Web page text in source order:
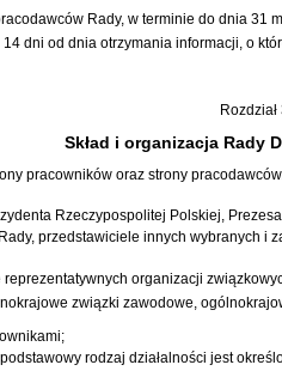
Rady, w terminie do dnia 31
dni od dnia otrzymania informacji, o
Rozdział
Skład i organizacja Rady
pracowników oraz strony
Rzeczypospolitej Polskiej,
przedstawiciele innych wybranych i
organizacji
związki zawodowe,
rodzaj działalności jest